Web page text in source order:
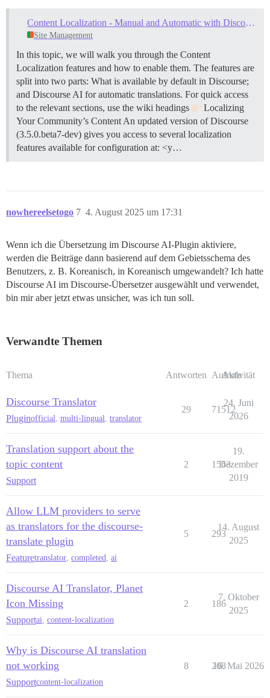
Content Localization - Manual and Automatic with Discourse AI
Site Management
In this topic, we will walk you through the Content
Localization features and how to enable them. The features are
split into two parts: What is available by default in Discourse;
and Discourse AI for automatic translations. For quick access
to the relevant sections, use the wiki headings
Localizing
Your Community’s Content An updated version of Discourse
(3.5.0.beta7-dev) gives you access to several localization
features available for configuration at: <y…
nowhereelsetogo 4. August 2025 um 17:31
7
Wenn ich die Übersetzung im Discourse AI-Plugin aktiviere,
werden die Beiträge dann basierend auf dem Gebietsschema des
Benutzers, z. B. Koreanisch, in Koreanisch umgewandelt? Ich hatte
Discourse AI im Discourse-Übersetzer ausgewählt und verwendet,
bin mir aber jetzt etwas unsicher, was ich tun soll.
Verwandte Themen
Thema Antworten Aufrufe
Aktivität
Discourse Translator
Pluginofficial, multi-lingual, translator
29 71512
24. Juni
2026
Translation support about the
topic content
Support
2 1563
19.
Dezember
2019
Allow LLM providers to serve
as translators for the discourse-
translate plugin
Featuretranslator, completed, ai
5 293
14. August
2025
Discourse AI Translator, Planet
Icon Missing
Supportai, content-localization
2 186
7. Oktober
2025
Why is Discourse AI translation
not working
Supportcontent-localization
8 208
16. Mai 2026